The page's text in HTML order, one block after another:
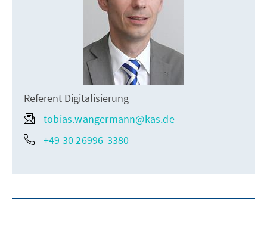
Referent Digitalisierung
tobias.wangermann@kas.de
+49 30 26996-3380